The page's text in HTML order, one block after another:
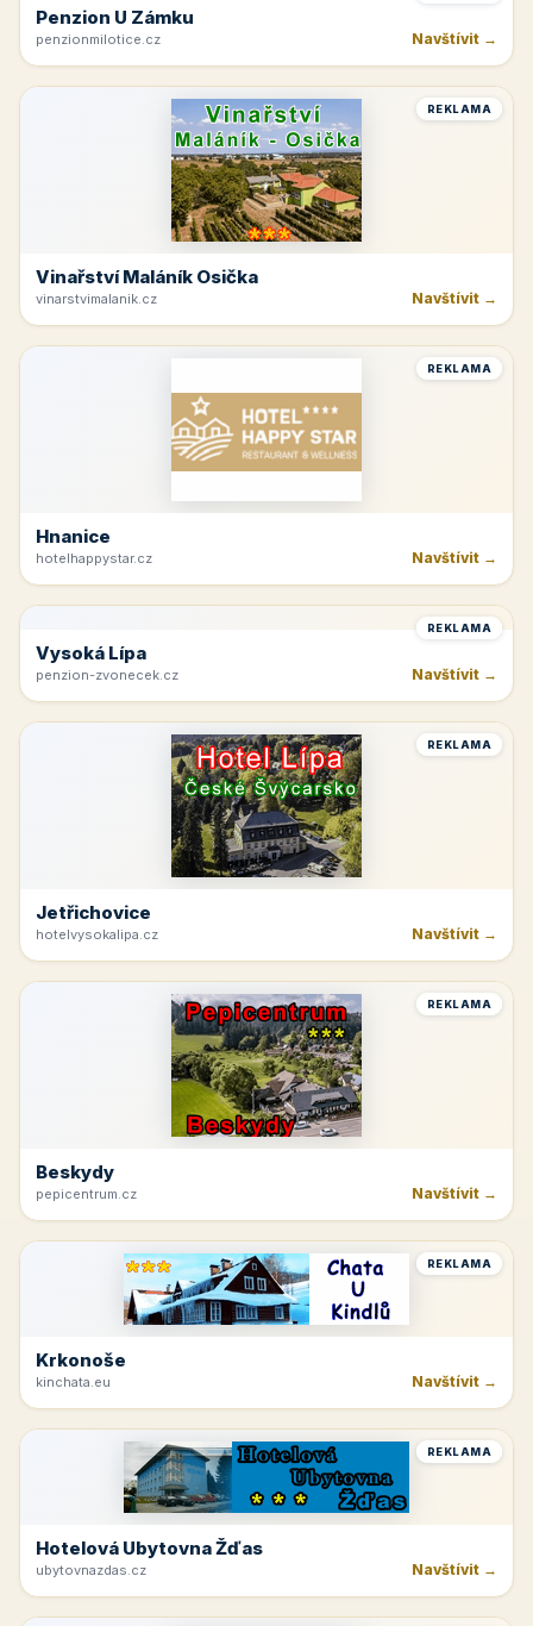
Penzion U Zámku
penzionmilotice.cz Navštívit →
REKLAMA
Vinařství Maláník Osička
vinarstvimalanik.cz Navštívit →
REKLAMA
Hnanice
hotelhappystar.cz Navštívit →
REKLAMA
Vysoká Lípa
penzion-zvonecek.cz Navštívit →
REKLAMA
Jetřichovice
hotelvysokalipa.cz Navštívit →
REKLAMA
Beskydy
pepicentrum.cz Navštívit →
REKLAMA
Krkonoše
kinchata.eu Navštívit →
REKLAMA
Hotelová Ubytovna Žďas
ubytovnazdas.cz Navštívit →